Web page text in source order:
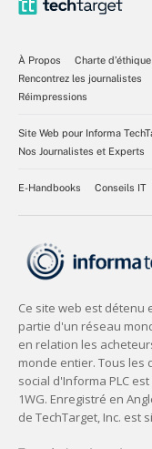
À Propos
Charte
Rencontrez les journalistes
Réimpressions
Site Web pour Informa
Nos Journalistes et Experts
E-Handbooks Conseils IT